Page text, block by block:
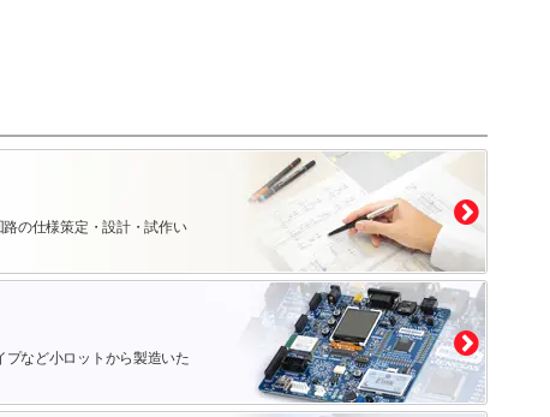
の仕様策定・設計・試作い
など小ロットから製造いた